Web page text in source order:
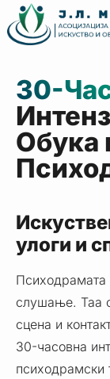
30-
Обука
улоги и
слушање. Таа
сцена и
30-часовна
психодрамски